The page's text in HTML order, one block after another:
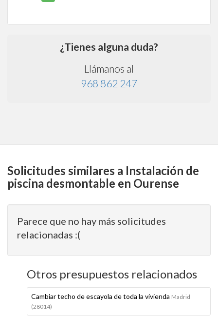
¿Tienes alguna duda?
Llámanos al
968 862 247
Solicitudes similares a Instalación de
piscina desmontable en Ourense
Parece que no hay más solicitudes
relacionadas :(
Otros presupuestos relacionados
Cambiar techo de escayola de toda la vivienda Madrid
(28014)